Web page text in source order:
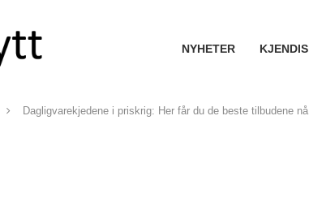
NYHETER KJENDIS
Dagligvarekjedene i priskrig: Her får du de beste tilbudene nå